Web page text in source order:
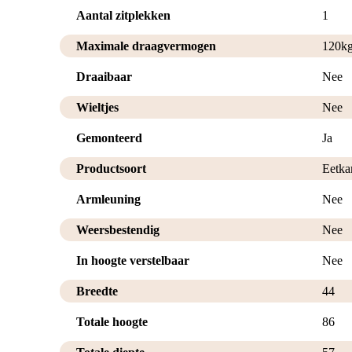
Aantal zitplekken 1
Maximale draagvermogen
Draaibaar Nee
Wieltjes Nee
Gemonteerd Ja
Productsoort
Armleuning Nee
Weersbestendig Nee
In hoogte verstelbaar Nee
Breedte 44
Totale hoogte 86